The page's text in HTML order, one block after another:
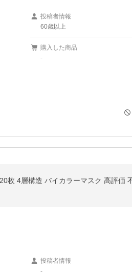
投稿者情報
60歳以上
購入した商品
-
投稿者情報
-